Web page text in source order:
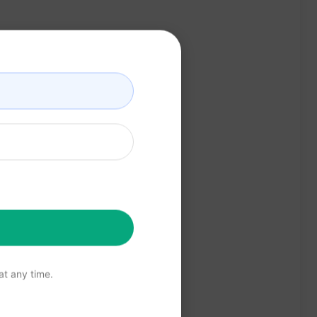
any time.